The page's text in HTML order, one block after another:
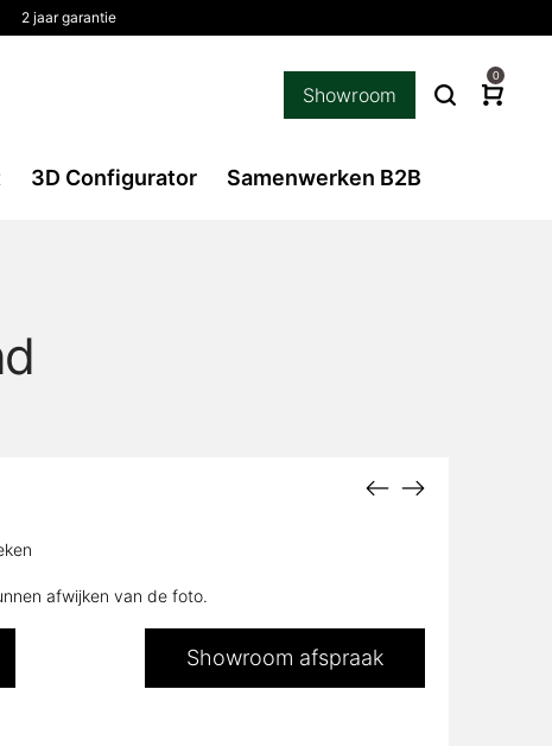
2 jaar garantie
Showroom
0
3D Configurator Samenwerken B2B
afwijken van de foto.
Showroom afspraak